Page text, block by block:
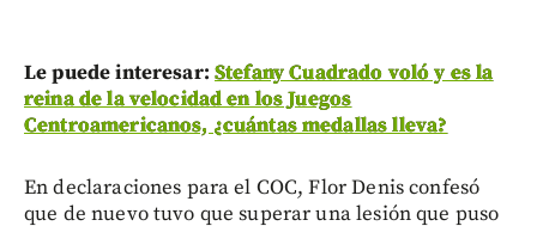
Le puede interesar: Stefany Cuadrado voló y es la
reina de la velocidad en los Juegos
Centroamericanos, ¿cuántas medallas lleva?
En declaraciones para el COC, Flor Denis confesó
que de nuevo tuvo que superar una lesión que puso